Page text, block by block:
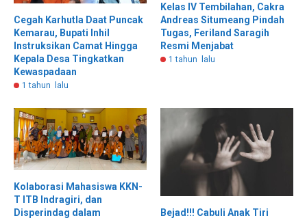
Cegah Karhutla Daat Puncak
Kemarau, Bupati Inhil
Instruksikan Camat Hingga
Kepala Desa Tingkatkan
Kewaspadaan
1 tahun lalu
Kelas IV Tembilahan, Cakra
Andreas Situmeang Pindah
Tugas, Feriland Saragih
Resmi Menjabat
1 tahun lalu
Kolaborasi Mahasiswa KKN-
T ITB Indragiri, dan
Disperindag dalam
Bejad!!! Cabuli Anak Tiri